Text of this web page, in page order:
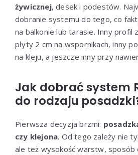
żywicznej, desek i podestów.
dobranie systemu do tego, co
na balkonie lub tarasie. Inny profil
płyty 2 cm na wspornikach, inny
na kleju, a jeszcze inny przy
Jak dobrać system
do rodzaju
Pierwsza decyzja brzmi:
czy klejona. Od tego zależy nie
ale też wysokość warstw, sposób